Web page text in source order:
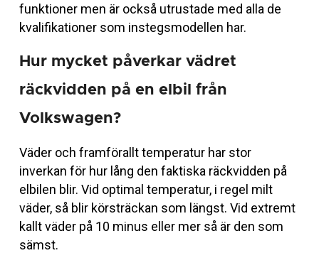
funktioner men är också utrustade med alla de
kvalifikationer som instegsmodellen har.
Hur mycket påverkar vädret
räckvidden på en elbil från
Volkswagen?
Väder och framförallt temperatur har stor
inverkan för hur lång den faktiska räckvidden på
elbilen blir. Vid optimal temperatur, i regel milt
väder, så blir körsträckan som längst. Vid extremt
kallt väder på 10 minus eller mer så är den som
sämst.